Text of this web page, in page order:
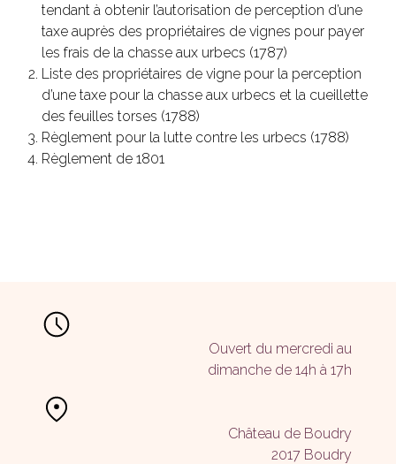
tendant à obtenir l’autorisation de perception d’une
taxe auprès des propriétaires de vignes pour payer
les frais de la chasse aux urbecs (1787)
Liste des propriétaires de vigne pour la perception
d’une taxe pour la chasse aux urbecs et la cueillette
des feuilles torses (1788)
Règlement pour la lutte contre les urbecs (1788)
Règlement de 1801
Ouvert du mercredi au
dimanche de 14h à 17h
Château de Boudry
2017 Boudry